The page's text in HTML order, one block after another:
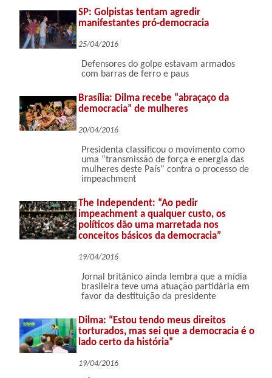
SP: Golpistas tentam agredir
manifestantes pró-democracia
25/04/2016
Defensores do golpe estavam armados
com barras de ferro e paus
Brasília: Dilma recebe “abraçaço da
democracia” de mulheres
20/04/2016
Presidenta classificou o movimento como
uma “transmissão de força e energia das
mulheres deste País” contra o processo de
impeachment
The Independent: “Ao pedir
impeachment a qualquer custo, os
políticos dão uma marretada nos
conceitos básicos da democracia”
19/04/2016
Jornal britânico ainda lembra que a mídia
brasileira teve uma atuação partidária em
favor da destituição da presidente
Dilma: “Estou tendo meus direitos
torturados, mas sei que a democracia é o
lado certo da história”
19/04/2016